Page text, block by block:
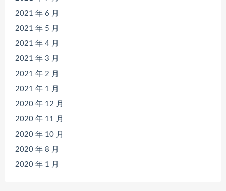
2021 年 6 月
2021 年 5 月
2021 年 4 月
2021 年 3 月
2021 年 2 月
2021 年 1 月
2020 年 12 月
2020 年 11 月
2020 年 10 月
2020 年 8 月
2020 年 1 月